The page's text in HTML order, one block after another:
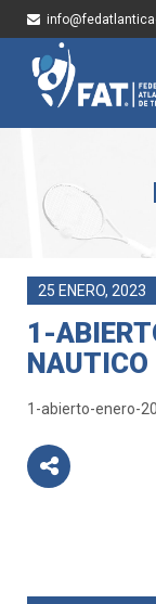
25 ENERO, 2023
1-
NAUTICO
1-abierto-enero-